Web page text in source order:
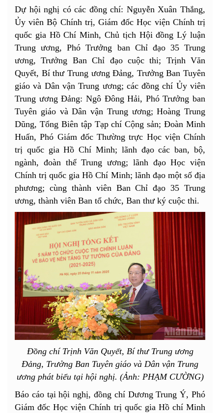
Dự hội nghị có các đồng chí: Nguyễn Xuân Thắng,
Ủy viên Bộ Chính trị, Giám đốcHọc viện Chính trị
quốc gia Hồ Chí Minh, Chủ tịch Hội đồng Lý luận
Trung ương, Phó Trưởng ban Chỉ đạo 35 Trung
ương, Trưởng Ban Chỉ đạo cuộc thi; Trịnh Văn
Quyết, Bí thư Trung ương Đảng, Trưởng Ban Tuyên
giáo và Dân vận Trung ương; các đồng chí Ủy viên
Trung ương Đảng: Ngô Đông Hải, Phó Trưởng ban
Tuyên giáo và Dân vận Trung ương; Hoàng Trung
Dũng, Tổng Biên tập Tạp chí Cộng sản; Đoàn Minh
Huấn, Phó Giám đốc Thường trực Học viện Chính
trị quốc gia Hồ Chí Minh; lãnh đạo các ban, bộ,
ngành, đoàn thể Trung ương; lãnh đạo Học viện
Chính trị quốc gia Hồ Chí Minh; lãnh đạo một số địa
phương; cùng thành viên Ban Chỉ đạo 35 Trung
ương, thành viên Ban tổ chức, Ban thư ký cuộc thi.
Đồng chí Trịnh Văn Quyết, Bí thư Trung ương
Đảng, Trưởng Ban Tuyên giáo và Dân vận Trung
ương phát biểu tại hội nghị. (Ảnh: PHẠM CƯỜNG)
Báo cáo tại hội nghị, đồng chí Dương Trung Ý, Phó
Giám đốc Học viện Chính trị quốc gia Hồ chí Minh